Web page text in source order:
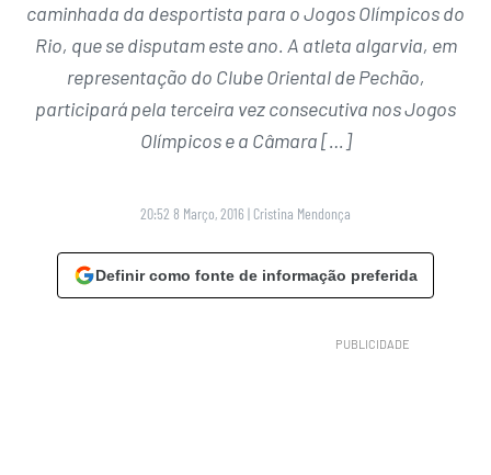
caminhada da desportista para o Jogos Olímpicos do
Rio, que se disputam este ano. A atleta algarvia, em
representação do Clube Oriental de Pechão,
participará pela terceira vez consecutiva nos Jogos
Olímpicos e a Câmara […]
20:52 8 Março, 2016 | Cristina Mendonça
Definir como fonte de informação preferida